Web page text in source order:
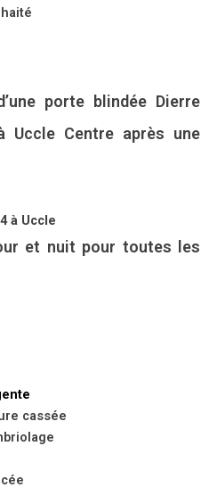
porte blindée Dierre
Uccle Centre après une
à Uccle
et nuit pour toutes les
cassée